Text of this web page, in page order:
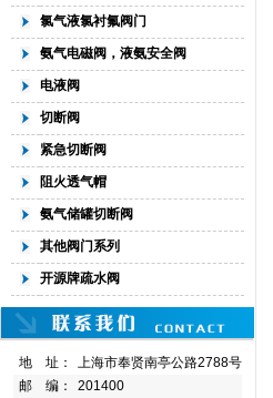
氯气液氯衬氟阀门
氨气电磁阀，液氨安全阀
电液阀
切断阀
紧急切断阀
阻火透气帽
氨气储罐切断阀
其他阀门系列
开源牌疏水阀
地 址：
上海市奉贤南亭公路2788号
邮 编：
201400